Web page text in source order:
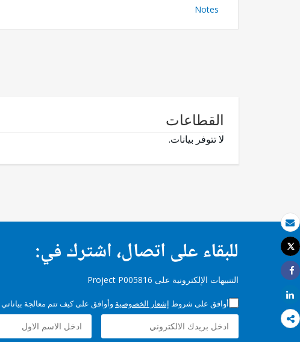
بريد الكتروني
طباعة
Tweet
Share
Share
Notes
القطاعات
لا تتوفر بيانات.
للبقاء على اتصال، اشترك في:
التنبيهات الإلكترونية على Project P005816
أوافق على شروط إشعار الخصوصية وأوافق على كيف تتم معالجة بياناتي